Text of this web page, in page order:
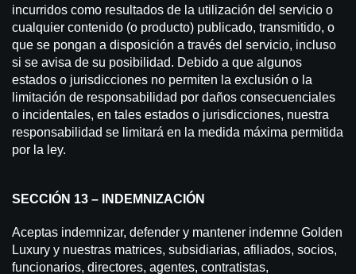
incurridos como resultados de la utilización del servicio o
cualquier contenido (o producto) publicado, transmitido, o
que se pongan a disposición a través del servicio, incluso
si se avisa de su posibilidad. Debido a que algunos
estados o jurisdicciones no permiten la exclusión o la
limitación de responsabilidad por daños consecuenciales
o incidentales, en tales estados o jurisdicciones, nuestra
responsabilidad se limitará en la medida máxima permitida
por la ley.
SECCIÓN 13 – INDEMNIZACIÓN
Aceptas indemnizar, defender y mantener indemne Golden
Luxury y nuestras matrices, subsidiarias, afiliados, socios,
funcionarios, directores, agentes, contratistas,